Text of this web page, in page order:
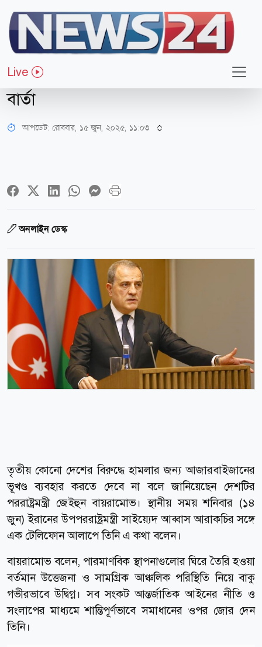
Live
আন্তর্জাতিক
হামলার জন্য ভূখণ্ড ব্যবহার করতে দেবে
কি-না আজারবাইজান, দিলো পরিষ্কার
বার্তা
আপডেট: রোববার, ১৫ জুন, ২০২৫, ১১:০৩
অনলাইন ডেস্ক
তৃতীয় কোনো দেশের বিরুদ্ধে হামলার জন্য আজারবাইজানের
ভূখণ্ড ব্যবহার করতে দেবে না বলে জানিয়েছেন দেশটির
পররাষ্ট্রমন্ত্রী জেইহুন বায়রামোভ। স্থানীয় সময় শনিবার (১৪
জুন) ইরানের উপপররাষ্ট্রমন্ত্রী সাইয়্যেদ আব্বাস আরাকচির সঙ্গে
এক টেলিফোন আলাপে তিনি এ কথা বলেন।
বায়রামোভ বলেন, পারমাণবিক স্থাপনাগুলোর ঘিরে তৈরি হওয়া
বর্তমান উত্তেজনা ও সামগ্রিক আঞ্চলিক পরিস্থিতি নিয়ে বাকু
গভীরভাবে উদ্বিগ্ন। সব সংকট আন্তর্জাতিক আইনের নীতি ও
সংলাপের মাধ্যমে শান্তিপূর্ণভাবে সমাধানের ওপর জোর দেন
তিনি।